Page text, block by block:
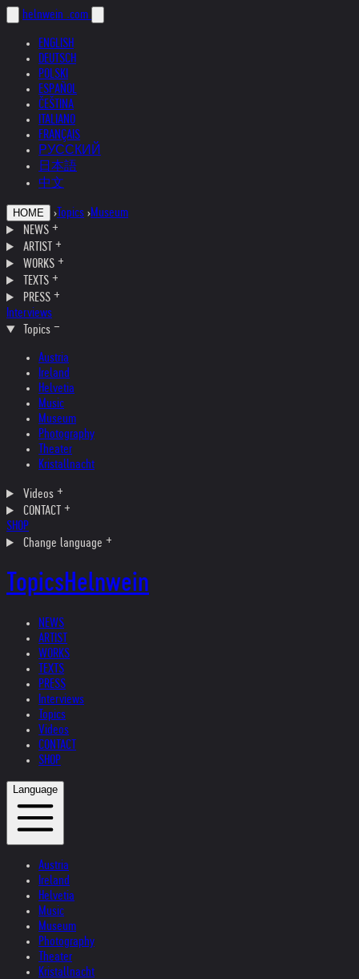
helnwein .com
ENGLISH
DEUTSCH
POLSKI
ESPAÑOL
ČEŠTINA
ITALIANO
FRANÇAIS
РУССКИЙ
日本語
中文
HOME › Topics ›Museum
NEWS
ARTIST
WORKS
TEXTS
PRESS
Interviews
Topics
Austria
Ireland
Helvetia
Music
Museum
Photography
Theater
Kristallnacht
Videos
CONTACT
SHOP
Change language
TopicsHelnwein
NEWS
ARTIST
WORKS
TEXTS
PRESS
Interviews
Topics
Videos
CONTACT
SHOP
Language
Austria
Ireland
Helvetia
Music
Museum
Photography
Theater
Kristallnacht